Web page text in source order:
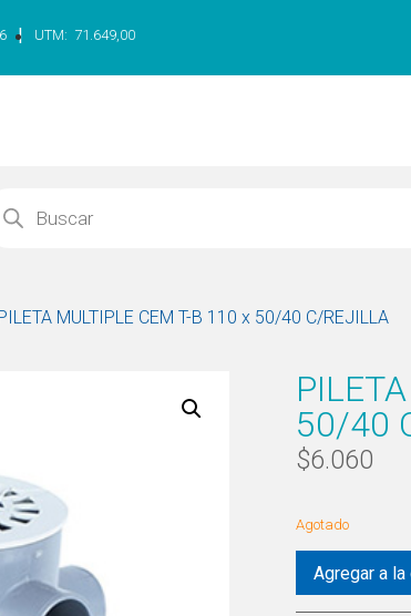
| UTM: 71.649,00
MULTIPLE CEM T-B 110 x 50/40 C/REJILLA
50/40
$6.060
Agotado
Agregar a